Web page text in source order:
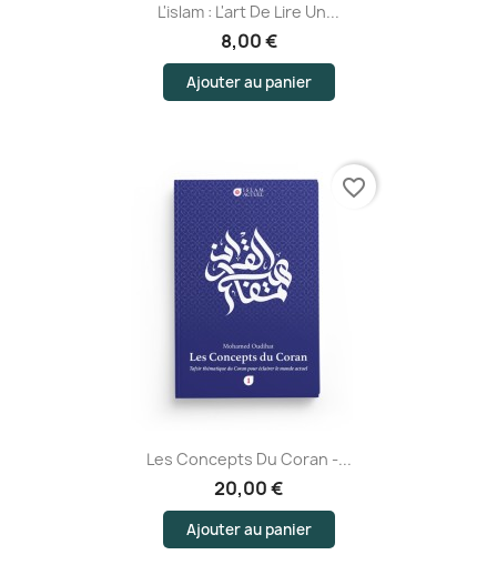
L'islam : L'art De Lire Un...
8,00 €
Ajouter au panier
Les Concepts Du Coran -...
20,00 €
Ajouter au panier
favorite_border